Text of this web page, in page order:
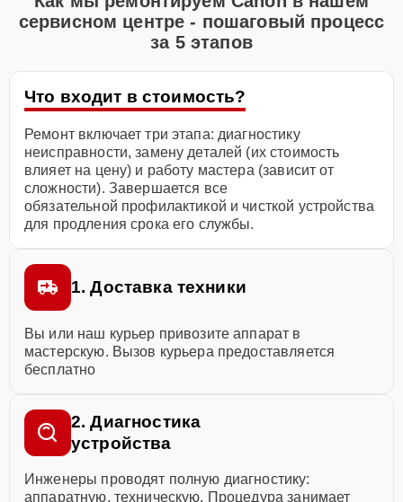
сервисном центре - пошаговый процесс
за 5 этапов
Что входит в стоимость?
Ремонт включает три этапа: диагностику
неисправности, замену деталей (их стоимость
влияет на цену) и работу мастера (зависит от
сложности). Завершается все
обязательной профилактикой и чисткой устройства
для продления срока его службы.
1. Доставка техники
Вы или наш курьер привозите аппарат в
мастерскую. Вызов курьера предоставляется
бесплатно
2. Диагностика
устройства
Инженеры проводят полную диагностику:
аппаратную, техническую. Процедура занимает